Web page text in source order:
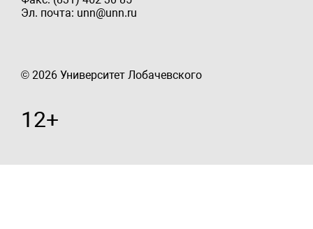
Эл. почта: unn@unn.ru
© 2026 Университет Лобачевского
12+